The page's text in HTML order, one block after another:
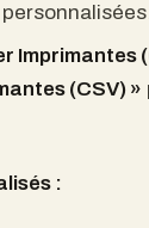
Imprimantes
(CSV) »
: